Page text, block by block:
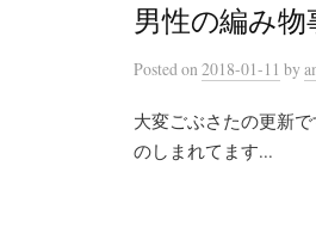
男性の編み物
Postedon 2018-01-11 by
大変ごぶさたの更新
のしまれてます...